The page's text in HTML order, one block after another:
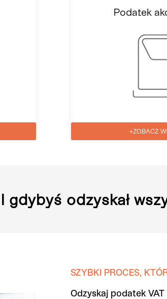
Podatek
+ZOBACZ
I gdybyś odzyskał
SZYBKI PROCES,
Odzyskaj podatek